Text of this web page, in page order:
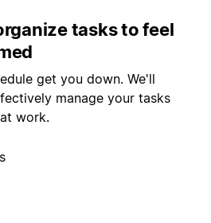
tasks to feel
get you down. We'll
manage your tasks
work.